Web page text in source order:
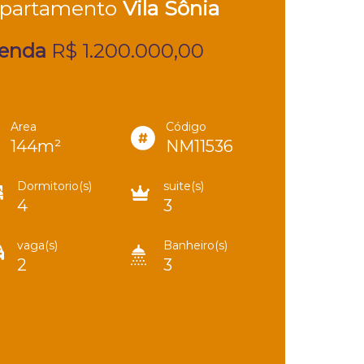
Vila Sônia
R$ 1.200.000,00
Area
144m²
Código
NM11536
Dormitorio(s)
4
suite(s)
3
vaga(s)
2
Banheiro(s)
3